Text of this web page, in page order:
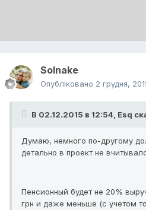
Solnake
Опубліковано 2 грудня,
В 02.12.2015 в 12:54, Esq
Думаю, немного по-другому
детально в проект не
Пенсионный будет не 20%
грн и даже меньше (с учетом